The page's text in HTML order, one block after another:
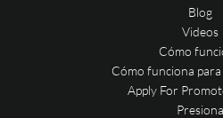
Blog
Videos
Cómo
Cómo funciona
Apply For
Presiona